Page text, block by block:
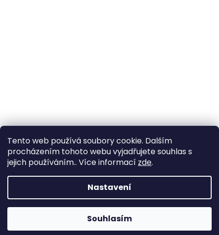
Tento web používá soubory cookie. Dalším
procházením tohoto webu vyjadřujete souhlas s
jejich používáním.. Více informací zde.
Nastavení
Souhlasím